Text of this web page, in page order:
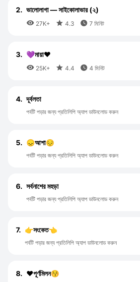
2. ভালোলাগা — সাইকোলাভার (২)
 27K+  4.3  7 মিনিট
3. 💜মায়া❤️
 25K+  4.4  4 মিনিট
4. দূর্বলতা
পর্বটি পড়ার জন্য প্রতিলিপি অ্যাপ ডাউনলোড করুন
5. 😞আশা😔
পর্বটি পড়ার জন্য প্রতিলিপি অ্যাপ ডাউনলোড করুন
6. সর্বনাশের মহড়া
পর্বটি পড়ার জন্য প্রতিলিপি অ্যাপ ডাউনলোড করুন
7. 👉সংকেত👈
পর্বটি পড়ার জন্য প্রতিলিপি অ্যাপ ডাউনলোড করুন
8. ❤️পূর্ণমিলন😚